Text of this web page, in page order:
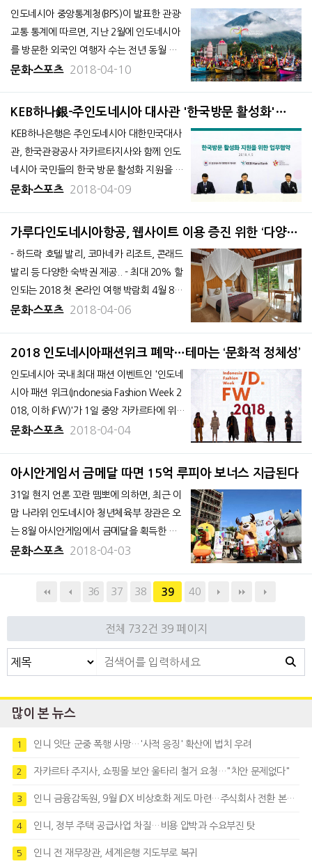
인도네시아 중앙통계청(BPS)이 발표한 관광·
교통 통계에 따르면, 지난 2월에 인도네시아
를 방문한 외국인 여행자 수는 전년 동월 대
비 17% 증가한 120만명이었다. 2월 외국
며, 육로와 해로를 통해 입국한 여행자는 각
문화∙스포츠 2018-04-10
KEB하나銀-주인도네시아 대사관 '한국방문 활성화'
MOU 체결
KEB하나은행은 주인도네시아 대한민국대사
관, 한국관광공사 자카르타지사와 함께 인도
네시아 국민들의 한국 방문 활성화 지원을 위
한 업무협약을 체결했다고 8일 밝혔다. KEB
로 오는 9일부터 자카르타 중심가에 위치한
대사관 발행 영수필증(수입인지)을 독점
문화∙스포츠 2018-04-09
가루다인도네시아항공, 웹사이트 이용 증진 위한 ‘다양한
프로모션’ 진행
- 하드락 호텔 발리, 코마네카 리조트, 콘래드
발리 등 다양한 숙박권 제공.. - 최대 20% 할
인되는 2018 첫 온라인 여행 박람회 4월 8일
까지 진행.. 인도네시아 국영항공사인 가루
위해 4월 한 달 동안 다양한 ‘웹사이트 프로모
문화∙스포츠 2018-04-06
2018 인도네시아패션위크 폐막…테마는 ‘문화적 정체성’
인도네시아 국내 최대 패션 이벤트인 '인도네
시아 패션 위크(Indonesia Fashion Week 2
018, 이하 IFW)'가 1일 중앙 자카르타에 위치
한 자카르타 컨벤션 센터(JCC)에서 폐막했다.
성'이라는 테마로 인도네시아의 문화와 전통
문화∙스포츠 2018-04-04
아시안게임서 금메달 따면 15억 루피아 보너스 지급된다
31일 현지 언론 꼬란 뗌뽀에 의하면, 최근 이
맘 나라위 인도네시아 청년체육부 장관은 오
는 8월 아시안게임에서 금메달을 획득한 각
선수에 15억 루피아의 보너스를 지급하기로
“모든 선수들이 금메달을 목표로 최선의 자세
로 임해주길 바란다”고 말하며 “아시안게임
문화∙스포츠 2018-04-03
36 37 38 39 40
전체 732건 39 페이지
많이 본 뉴스
1 인니 잇단 군중 폭행 사망…'사적 응징' 확산에 법치 우려
2 자카르타 주지사, 쇼핑몰 보안 울타리 철거 요청…"치안 문제없다"
3 인니 금융감독원, 9월 IDX 비상호화 제도 마련…주식회사 전환 본격화
4 인니, 정부 주택 공급사업 차질…비용 압박과 수요부진 탓
5 인니 전 재무장관, 세계은행 지도부로 복귀